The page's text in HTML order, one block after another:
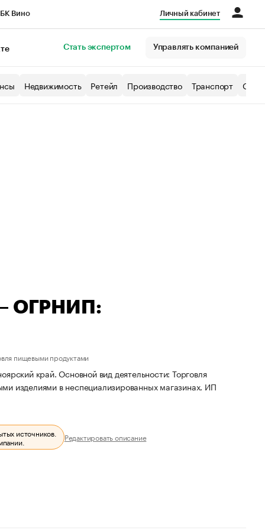
Вино Личный кабинет
Стать экспертом Управлять компанией
Недвижимость Ретейл Производство Транспорт
— ОГРНИП:
пищевыми продуктами
край. Основной вид деятельности: Торговля
изделиями в неспециализированных магазинах. ИП
источников.
Редактировать описание